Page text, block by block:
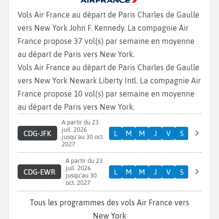
Vols Air France au départ de Paris Charles de Gaulle
vers New York John F. Kennedy. La compagnie Air
France propose 37 vol(s) par semaine en moyenne
au départ de Paris vers New York.
Vols Air France au départ de Paris Charles de Gaulle
vers New York Newark Liberty Intl. La compagnie Air
France propose 10 vol(s) par semaine en moyenne
au départ de Paris vers New York.
CDG-JFK
A partir du 23
juil. 2026
jusqu'au 30 oct.
2027
L M M J V S
CDG-EWR
A partir du 23
juil. 2026
jusqu'au 30
oct. 2027
L M M J V S
Tous les programmes des vols Air France vers
New York